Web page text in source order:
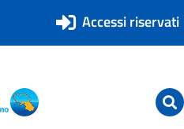
Accessi riservati
ASL Salerno
ASL Salerno